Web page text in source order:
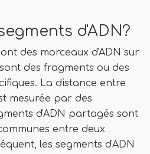
d'ADN?
des morceaux d'ADN sur
des fragments ou des
La distance entre
mesurée par des
d'ADN partagés sont
entre deux
les segments d'ADN